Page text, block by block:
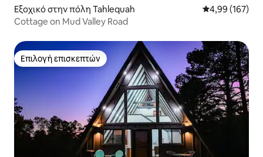
Εξοχικό στην πόλη Tahlequah Μέση
4,99 (167)
Cottage on Mud Valley Road
Επιλογή επισκεπτών
Επιλογή επισκεπτών